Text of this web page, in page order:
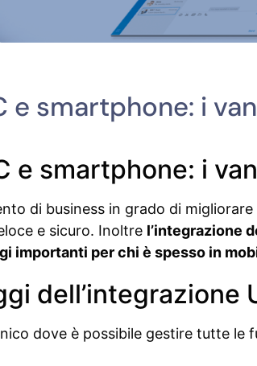
e smartphone: i
e smartphone: i
di business in grado di
e sicuro. Inoltre l’integrazione
importanti per chi è spesso in
dell’integrazione
dove è possibile gestire tutte le